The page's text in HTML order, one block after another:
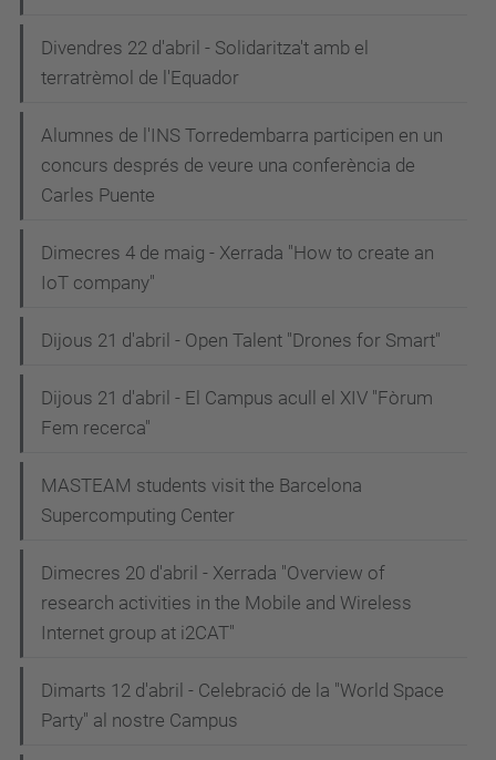
Divendres 22 d'abril - Solidaritza't amb el
terratrèmol de l'Equador
Alumnes de l'INS Torredembarra participen en un
concurs després de veure una conferència de
Carles Puente
Dimecres 4 de maig - Xerrada "How to create an
IoT company"
Dijous 21 d'abril - Open Talent "Drones for Smart"
Dijous 21 d'abril - El Campus acull el XIV "Fòrum
Fem recerca"
MASTEAM students visit the Barcelona
Supercomputing Center
Dimecres 20 d'abril - Xerrada "Overview of
research activities in the Mobile and Wireless
Internet group at i2CAT"
Dimarts 12 d'abril - Celebració de la "World Space
Party" al nostre Campus